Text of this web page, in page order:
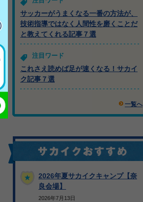
サッカーがうまくなる一番の方法が、
技術指導ではなく人間性を磨くことだ
と教えてくれる記事７選
注目ワード
これさえ読めば足が速くなる！サカイ
ク記事７選
一覧へ
2026年夏サカイクキャンプ【奈
良会場】
2026年7月13日